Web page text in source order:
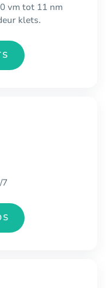
vm tot 11 nm
klets.
7